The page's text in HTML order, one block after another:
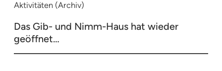
Aktivitäten (Archiv)
Das Gib- und Nimm-Haus hat wieder
geöffnet…